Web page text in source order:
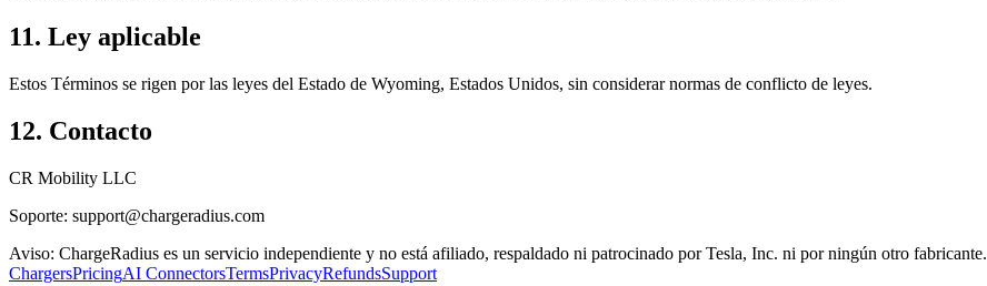
11. Ley aplicable
Estos Términos se rigen por las leyes del Estado de Wyoming, Estados Unidos, sin considerar normas de conflicto de leyes.
12. Contacto
CR Mobility LLC
Soporte: support@chargeradius.com
Aviso: ChargeRadius es un servicio independiente y no está afiliado, respaldado ni patrocinado por Tesla, Inc. ni por ningún otro fabricante.
ChargersPricingAI ConnectorsTermsPrivacyRefundsSupport